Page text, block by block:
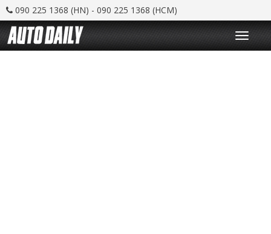
090 225 1368 (HN) - 090 225 1368 (HCM)
T
o
g